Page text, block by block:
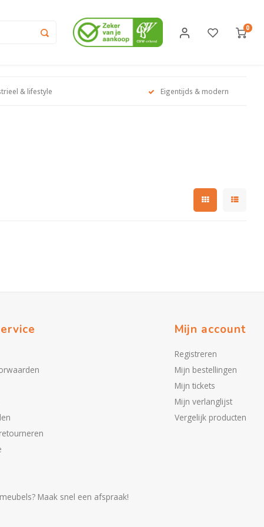
0
& lifestyle Eigentijds & modern
Maak snel een afspraak!
Mijn account
Registreren
Mijn bestellingen
Mijn tickets
Mijn verlanglijst
Vergelijk producten